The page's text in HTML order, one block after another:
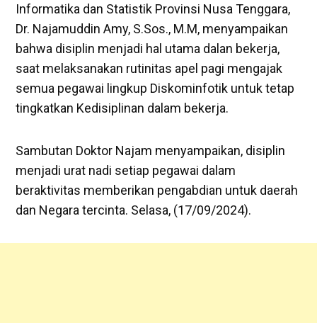
Informatika dan Statistik Provinsi Nusa Tenggara,
Dr. Najamuddin Amy, S.Sos., M.M, menyampaikan
bahwa disiplin menjadi hal utama dalan bekerja,
saat melaksanakan rutinitas apel pagi mengajak
semua pegawai lingkup Diskominfotik untuk tetap
tingkatkan Kedisiplinan dalam bekerja.
Sambutan Doktor Najam menyampaikan, disiplin
menjadi urat nadi setiap pegawai dalam
beraktivitas memberikan pengabdian untuk daerah
dan Negara tercinta. Selasa, (17/09/2024).